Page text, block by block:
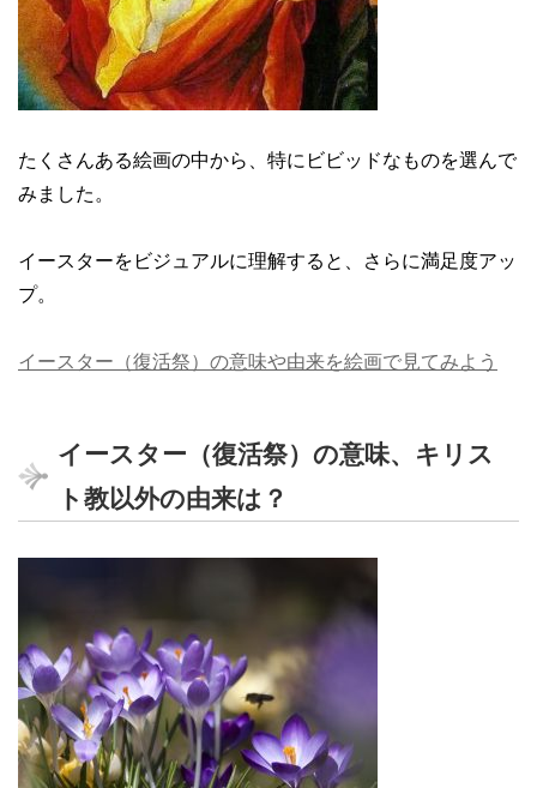
たくさんある絵画の中から、特にビビッドなものを選んで
みました。
イースターをビジュアルに理解すると、さらに満足度アッ
プ。
イースター（復活祭）の意味や由来を絵画で見てみよう
イースター（復活祭）の意味、キリス
ト教以外の由来は？